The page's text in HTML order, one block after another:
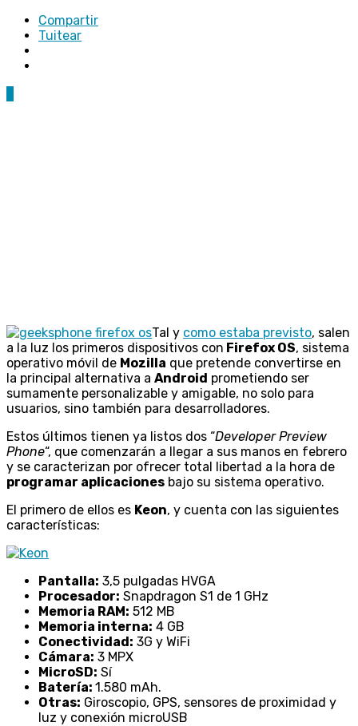
Compartir
Tuitear
Tal y como estaba previsto, salen
a la luz los primeros dispositivos con Firefox OS, sistema
operativo móvil de Mozilla que pretende convertirse en
la principal alternativa a Android prometiendo ser
sumamente personalizable y amigable, no solo para
usuarios, sino también para desarrolladores.
Estos últimos tienen ya listos dos “Developer Preview
Phone“, que comenzarán a llegar a sus manos en febrero
y se caracterizan por ofrecer total libertad a la hora de
programar aplicaciones bajo su sistema operativo.
El primero de ellos es Keon, y cuenta con las siguientes
características:
Pantalla: 3,5 pulgadas HVGA
Procesador: Snapdragon S1 de 1 GHz
Memoria RAM: 512 MB
Memoria interna: 4 GB
Conectividad: 3G y WiFi
Cámara: 3 MPX
MicroSD: Sí
Batería: 1.580 mAh.
Otras: Giroscopio, GPS, sensores de proximidad y
luz y conexión microUSB